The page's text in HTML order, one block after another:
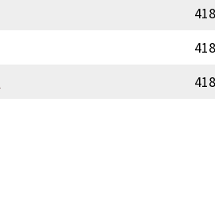
418
418
418